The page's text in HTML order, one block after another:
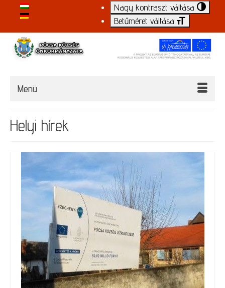
Nagy kontraszt váltása
Betűméret váltása
Menü
Helyi hírek